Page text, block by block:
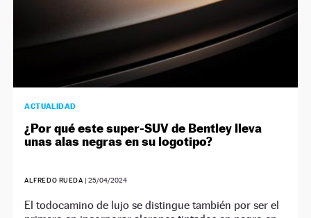
ACTUALIDAD
¿Por qué este super-SUV de Bentley lleva
unas alas negras en su logotipo?
ALFREDO RUEDA | 25/04/2024
El todocamino de lujo se distingue también por ser el